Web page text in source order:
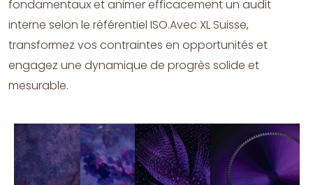
fondamentaux et animer efficacement un audit
interne selon le référentiel ISO.Avec XL Suisse,
transformez vos contraintes en opportunités et
engagez une dynamique de progrès solide et
mesurable.